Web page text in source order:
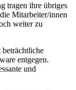
tragen ihre übriges
Mitarbeiter/innen
weiter zu
beträchtliche
entgegen.
und